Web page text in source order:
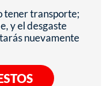
tener transporte;
y el desgaste
nuevamente